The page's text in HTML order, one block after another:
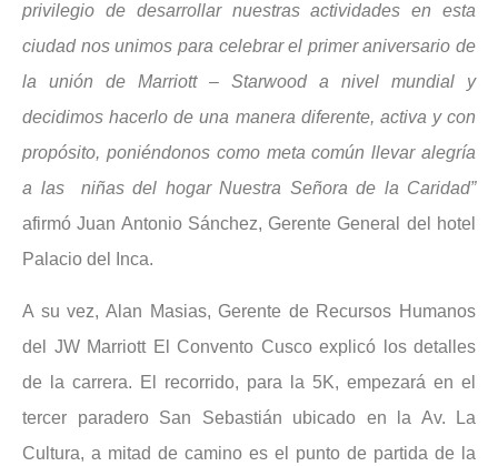
privilegio de desarrollar nuestras actividades en esta
ciudad nos unimos para celebrar el primer aniversario de
la unión de Marriott – Starwood a nivel mundial y
decidimos hacerlo de una manera diferente, activa y con
propósito, poniéndonos como meta común llevar alegría
a las niñas del hogar Nuestra Señora de la Caridad”
afirmó Juan Antonio Sánchez, Gerente General del hotel
Palacio del Inca.
A su vez, Alan Masias, Gerente de Recursos Humanos
del JW Marriott El Convento Cusco explicó los detalles
de la carrera. El recorrido, para la 5K, empezará en el
tercer paradero San Sebastián ubicado en la Av. La
Cultura, a mitad de camino es el punto de partida de la